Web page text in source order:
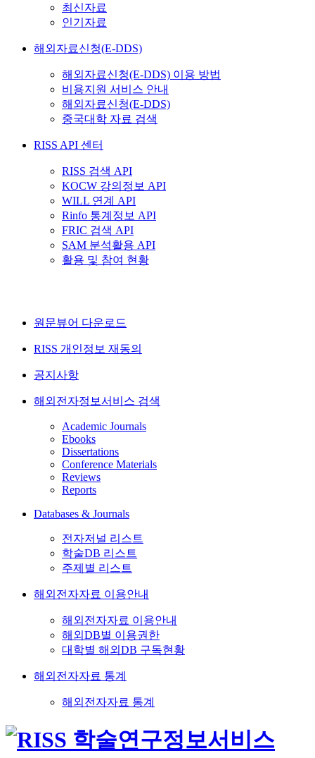
최신자료
인기자료
해외자료신청(E-DDS)
해외자료신청(E-DDS) 이용 방법
비용지원 서비스 안내
해외자료신청(E-DDS)
중국대학 자료 검색
RISS API 센터
RISS 검색 API
KOCW 강의정보 API
WILL 연계 API
Rinfo 통계정보 API
FRIC 검색 API
SAM 분석활용 API
활용 및 참여 현황
원문뷰어 다운로드
RISS 개인정보 재동의
공지사항
해외전자정보서비스 검색
Academic Journals
Ebooks
Dissertations
Conference Materials
Reviews
Reports
Databases & Journals
전자저널 리스트
학술DB 리스트
주제별 리스트
해외전자자료 이용안내
해외전자자료 이용안내
해외DB별 이용권한
대학별 해외DB 구독현황
해외전자자료 통계
해외전자자료 통계